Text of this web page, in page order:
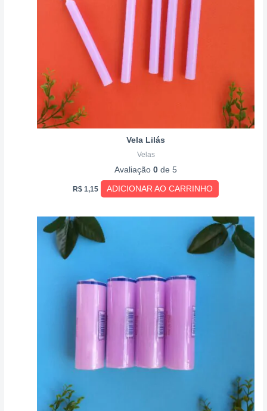
Vela Lilás
Velas
Avaliação0 de 5
R$1,15 ADICIONAR AO CARRINHO